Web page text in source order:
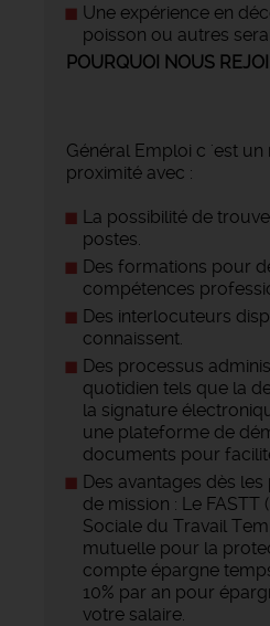
Une expérience en
poisson ou autres
POURQUOI NOUS
Général Emploi c 'est un
proximité avec :
La possibilité de
postes.
Des formations pour
compétences
Des interlocuteurs
connaissent.
Des processus
quotidien tels que la
la signature
une plateforme de
documents pour
Des avantages dès
de mission : Le FASTT
Sociale du Travail
mutuelle pour la
compte épargne
10% par an pour
votre salaire.